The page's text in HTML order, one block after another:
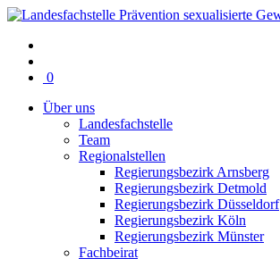
0Warenkorb
0
Artikel(n)
Über uns
Landesfachstelle
Team
Regionalstellen
Regierungsbezirk Arnsberg
Regierungsbezirk Detmold
Regierungsbezirk Düsseldorf
Regierungsbezirk Köln
Regierungsbezirk Münster
Fachbeirat